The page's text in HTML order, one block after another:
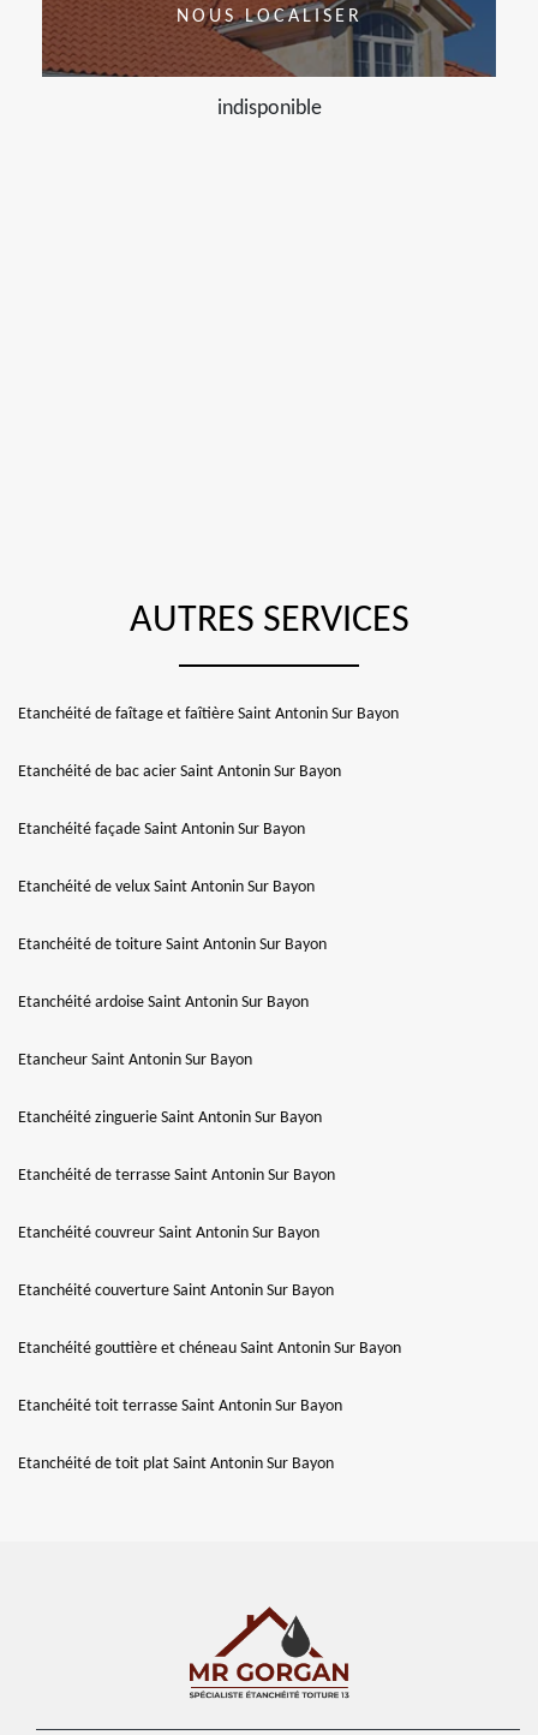
NOUS LOCALISER
indisponible
AUTRES SERVICES
Etanchéité de faîtage et faîtière Saint Antonin Sur Bayon
Etanchéité de bac acier Saint Antonin Sur Bayon
Etanchéité façade Saint Antonin Sur Bayon
Etanchéité de velux Saint Antonin Sur Bayon
Etanchéité de toiture Saint Antonin Sur Bayon
Etanchéité ardoise Saint Antonin Sur Bayon
Etancheur Saint Antonin Sur Bayon
Etanchéité zinguerie Saint Antonin Sur Bayon
Etanchéité de terrasse Saint Antonin Sur Bayon
Etanchéité couvreur Saint Antonin Sur Bayon
Etanchéité couverture Saint Antonin Sur Bayon
Etanchéité gouttière et chéneau Saint Antonin Sur Bayon
Etanchéité toit terrasse Saint Antonin Sur Bayon
Etanchéité de toit plat Saint Antonin Sur Bayon